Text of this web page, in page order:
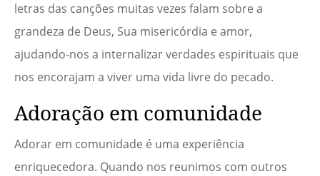
letras das canções muitas vezes falam sobre a
grandeza de Deus, Sua misericórdia e amor,
ajudando-nos a internalizar verdades espirituais que
nos encorajam a viver uma vida livre do pecado.
Adoração em comunidade
Adorar em comunidade é uma experiência
enriquecedora. Quando nos reunimos com outros